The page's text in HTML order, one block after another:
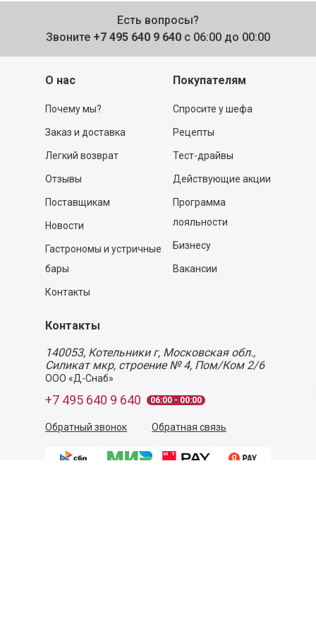
Есть вопросы?
Звоните +7 495 640 9 640 с 06:00 до 00:00
О нас
Почему мы?
Заказ и доставка
Легкий возврат
Отзывы
Поставщикам
Новости
Гастрономы и устричные
бары
Контакты
Покупателям
Спросите у шефа
Рецепты
Тест-драйвы
Действующие акции
Программа
лояльности
Бизнесу
Вакансии
Контакты
140053, Котельники г, Московская обл.,
Силикат мкр, строение № 4, Пом/Ком 2/6
ООО «Д-Снаб»
+7 495 640 9 640 06:00 - 00:00
Обратный звонок Обратная связь